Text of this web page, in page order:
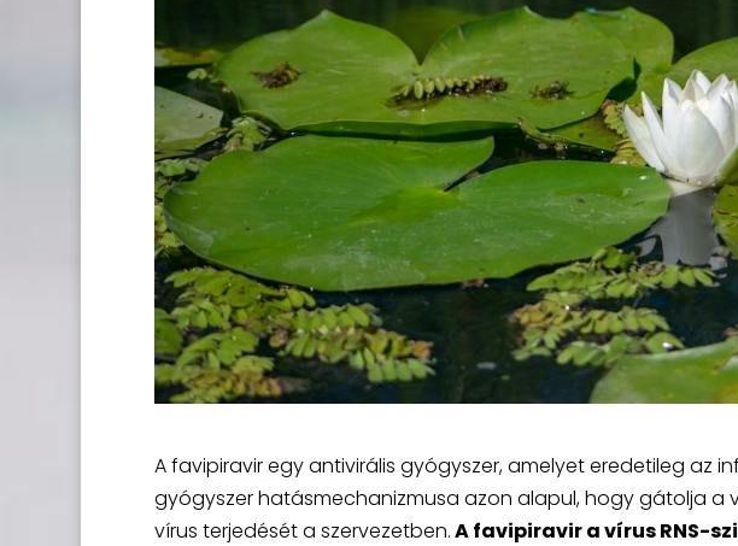
A favipiravir egy antivirális gyógyszer, amelyet eredetileg az
gyógyszer hatásmechanizmusa azon alapul, hogy gátolja a
vírus terjedését a szervezetben.A favipiravir a vírus RNS-